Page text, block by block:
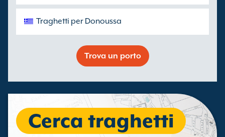
Traghetti per Donoussa
Trova un porto
Cerca traghetti